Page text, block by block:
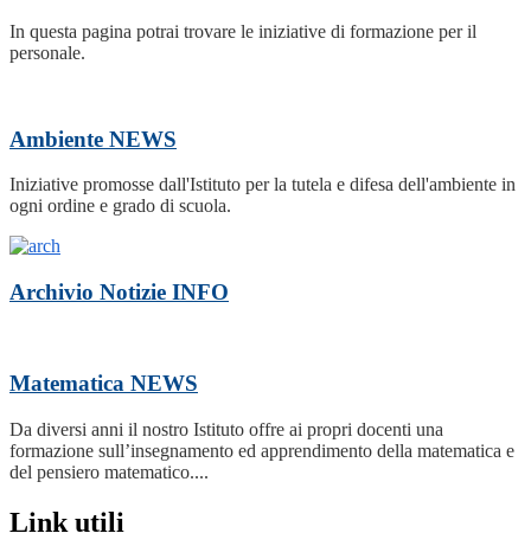
In questa pagina potrai trovare le iniziative di formazione per il
personale.
Ambiente NEWS
Iniziative promosse dall'Istituto per la tutela e difesa dell'ambiente in
ogni ordine e grado di scuola.
Archivio Notizie INFO
Matematica NEWS
Da diversi anni il nostro Istituto offre ai propri docenti una
formazione sull’insegnamento ed apprendimento della matematica e
del pensiero matematico....
Link utili